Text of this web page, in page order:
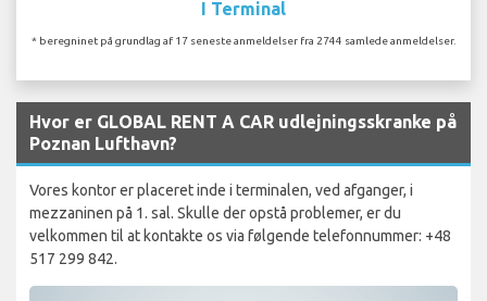
I Terminal
* beregninet på grundlag af 17 seneste anmeldelser fra 2744 samlede anmeldelser.
Hvor er GLOBAL RENT A CAR udlejningsskranke på
Poznan Lufthavn?
Vores kontor er placeret inde i terminalen, ved afganger, i
mezzaninen på 1. sal. Skulle der opstå problemer, er du
velkommen til at kontakte os via følgende telefonnummer: +48
517 299 842.